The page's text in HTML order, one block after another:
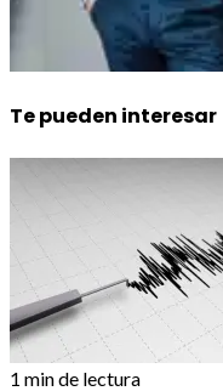
Te pueden interesar
1 min de lectura